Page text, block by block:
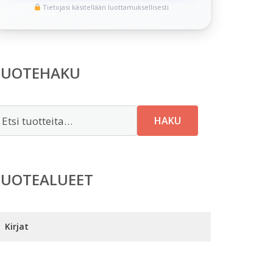
Tietojasi käsitellään luottamuksellisesti
HAKU
Kirjat